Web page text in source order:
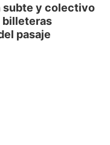
subte y colectivo
billeteras
pasaje